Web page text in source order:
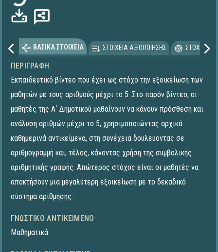
ΒΑΣΙΚΑ ΣΤΟΙΧΕΙΑ ΣΤΟΙΧΕΙΑ ΑΞΙΟΠΟΙΗΣΗΣ
ΠΕΡΙΓΡΑΦΉ
Εκπαιδευτικό βίντεο που έχει ως στόχο την εξοικείωση των
μαθητών με τους αριθμούς μέχρι το 5. Στο παρόν βίντεο, οι
μαθητές της Α΄ Δημοτικού μαθαίνουν να κάνουν πρόσθεση και
ανάλυση αριθμών μέχρι το 5, χρησιμοποιώντας αρχικά
καθημερινά αντικείμενα, στη συνέχεια δουλεύοντας σε
αριθμογραμμή και, τέλος, κάνοντας χρήση της συμβολικής
αριθμητικής γραφής. Απώτερος στόχος είναι οι μαθητές να
αποκτήσουν μια μεγαλύτερη εξοικείωση με το δεκαδικό
σύστημα αρίθμησης.
ΓΝΩΣΤΙΚΌ ΑΝΤΙΚΕΊΜΕΝΟ
Μαθηματικά